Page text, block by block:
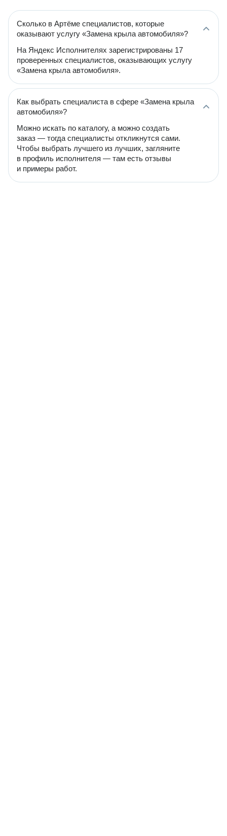
Сколько в Артёме специалистов, которые
оказывают услугу «Замена крыла автомобиля»?
На Яндекс Исполнителях зарегистрированы 17
проверенных специалистов, оказывающих услугу
«Замена крыла автомобиля».
Как выбрать специалиста в сфере «Замена крыла
автомобиля»?
Можно искать по каталогу, а можно создать
заказ — тогда специалисты откликнутся сами.
Чтобы выбрать лучшего из лучших, загляните
в профиль исполнителя — там есть отзывы
и примеры работ.